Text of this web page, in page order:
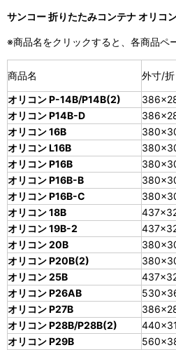
サンコー 折りたたみコンテナ オリコ
※商品名をクリックすると、各商品ペ
商品名 外寸/
オリコン P-14B/P14B(2)
オリコン P14B-D
オリコン 16B
オリコン L16B
オリコン P16B
オリコン P16B-B
オリコン P16B-C
オリコン 18B
オリコン 19B-2
オリコン 20B
オリコン P20B(2)
オリコン 25B
オリコン P26AB
オリコン P27B
オリコン P28B/P28B(2)
オリコン P29B